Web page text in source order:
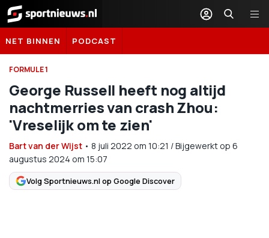
Sportnieuws.nl
NET BINNEN PODCAST
FORMULE 1
George Russell heeft nog altijd
nachtmerries van crash Zhou:
'Vreselijk om te zien'
Bart van der Wijst • 8 juli 2022 om 10:21 /Bijgewerkt op 6
augustus 2024 om 15:07
Volg Sportnieuws.nl op Google Discover